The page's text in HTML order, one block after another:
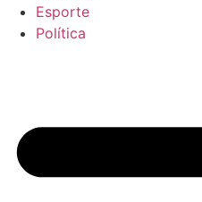
Esporte
Política